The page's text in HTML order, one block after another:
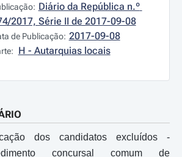
Diário da República n.º
2017, Série II de 2017-09-08
de Publicação: 2017-09-08
H - Autarquias locais
dos candidatos excluídos -
concursal comum de